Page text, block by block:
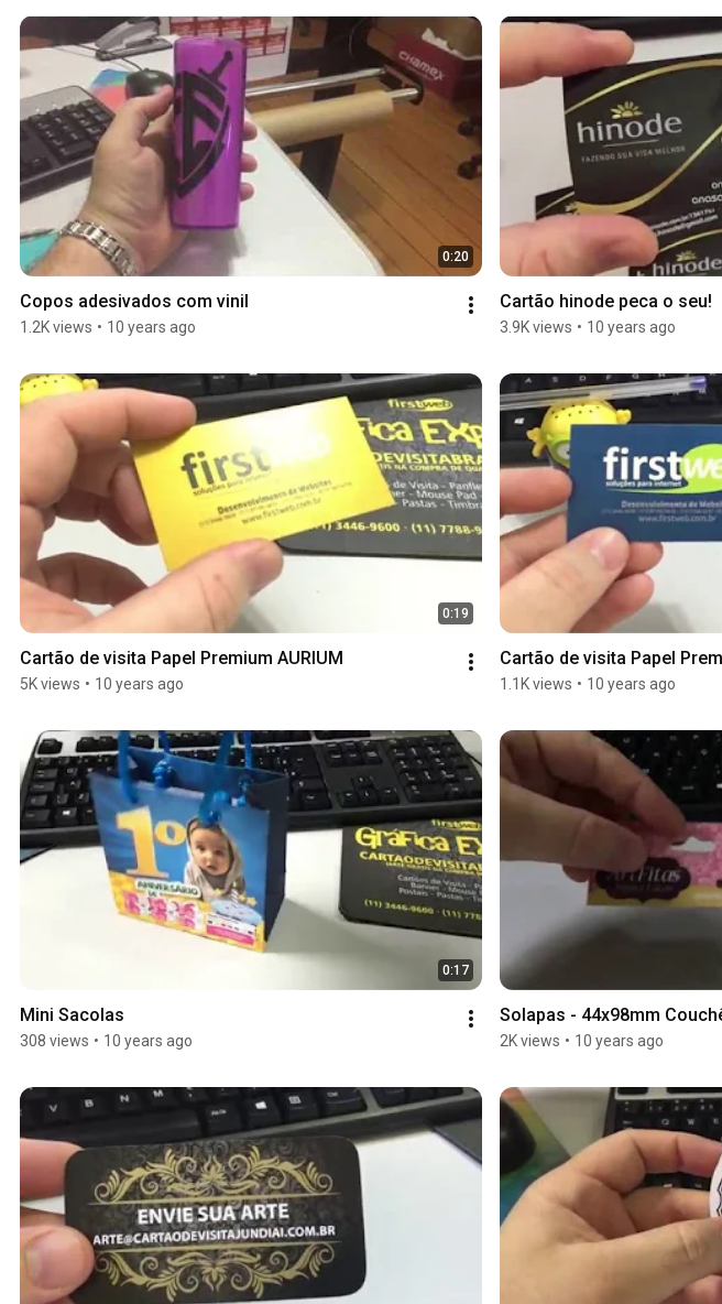
0:20
Copos adesivados com vinil
1.2K views • 10 years ago
Cartão hinode peca o seu!
3.9K views • 10 years ago
0:19
Cartão de visita Papel Premium AURIUM
5K views • 10 years ago
Cartão de visita Papel
1.1K views • 10 years ago
0:17
Mini Sacolas
308 views • 10 years ago
Solapas - 44x98mm
2K views • 10 years ago